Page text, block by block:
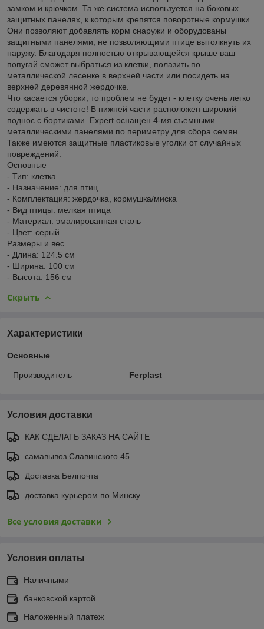
замком и крючком. Та же система используется на боковых
защитных панелях, к которым крепятся поворотные кормушки.
Они позволяют добавлять корм снаружи и оборудованы
защитными панелями, не позволяющими птице вытолкнуть их
наружу. Благодаря полностью открывающейся крыше ваш
попугай сможет выбраться из клетки, полазить по
металлической лесенке в верхней части или посидеть на
верхней деревянной жердочке.
Что касается уборки, то проблем не будет - клетку очень легко
содержать в чистоте! В нижней части расположен широкий
поднос с бортиками. Expert оснащен 4-мя съемными
металлическими панелями по периметру для сбора семян.
Также имеются защитные пластиковые уголки от случайных
повреждений.
Основные
- Тип: клетка
- Назначение: для птиц
- Комплектация: жердочка, кормушка/миска
- Вид птицы: мелкая птица
- Материал: эмалированная сталь
- Цвет: серый
Размеры и вес
- Длина: 124.5 см
- Ширина: 100 см
- Высота: 156 см
Скрыть
Характеристики
Основные
Производитель Ferplast
Условия доставки
КАК СДЕЛАТЬ ЗАКАЗ НА САЙТЕ
самавывоз Славинского 45
Доставка Белпочта
доставка курьером по Минску
Все условия доставки
Условия оплаты
Наличными
банковской картой
Наложенный платеж